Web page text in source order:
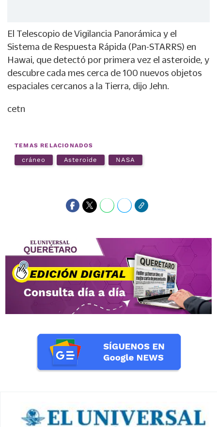
El Telescopio de Vigilancia Panorámica y el
Sistema de Respuesta Rápida (Pan-STARRS) en
Hawai, que detectó por primera vez el asteroide, y
descubre cada mes cerca de 100 nuevos objetos
espaciales cercanos a la Tierra, dijo Jehn.
cetn
TEMAS RELACIONADOS
cráneo Asteroide NASA